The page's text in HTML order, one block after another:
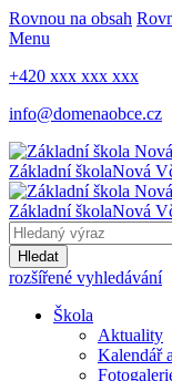
Rovnou na obsah
Menu
+420 xxx xxx xxx
info@domenaobce.cz
Základní školaNová
Základní školaNová
Hledat
rozšířené vyhledávání
Škola
Aktuality
Kalendář